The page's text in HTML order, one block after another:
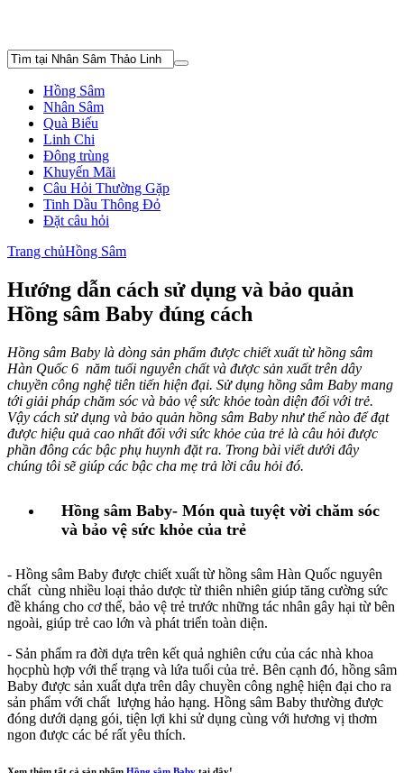
Hồng Sâm
Nhân Sâm
Quà Biếu
Linh Chi
Đông trùng
Khuyến Mãi
Câu Hỏi Thường Gặp
Tinh Dầu Thông Đỏ
Đặt câu hỏi
Trang chủHồng Sâm
Hướng dẫn cách sử dụng và bảo quản
Hồng sâm Baby đúng cách
Hồng sâm Baby là dòng sản phẩm được chiết xuất từ hồng sâm
Hàn Quốc 6 năm tuổi nguyên chất và được sản xuất trên dây
chuyền công nghệ tiên tiến hiện đại. Sử dụng hồng sâm Baby mang
tới giải pháp chăm sóc và bảo vệ sức khỏe toàn diện đối với trẻ.
Vậy cách sử dụng và bảo quản hồng sâm Baby như thế nào để đạt
được hiệu quả cao nhất đối với sức khỏe của trẻ là câu hỏi được
phần đông các bậc phụ huynh đặt ra. Trong bài viết dưới đây
chúng tôi sẽ giúp các bậc cha mẹ trả lời câu hỏi đó.
Hồng sâm Baby- Món quà tuyệt vời chăm sóc
và bảo vệ sức khỏe của trẻ
- Hồng sâm Baby được chiết xuất từ hồng sâm Hàn Quốc nguyên
chất cùng nhiều loại thảo dược từ thiên nhiên giúp tăng cường sức
đề kháng cho cơ thể, bảo vệ trẻ trước những tác nhân gây hại từ bên
ngoài, giúp trẻ cao lớn và phát triển toàn diện.
- Sản phẩm ra đời dựa trên kết quả nghiên cứu của các nhà khoa
họcphù hợp với thể trạng và lứa tuổi của trẻ. Bên cạnh đó, hồng sâm
Baby được sản xuất dựa trên dây chuyền công nghệ hiện đại cho ra
sản phẩm với chất lượng hảo hạng. Hồng sâm Baby thường được
đóng dưới dạng gói, tiện lợi khi sử dụng cùng với hương vị thơm
ngon được các bé rất yêu thích.